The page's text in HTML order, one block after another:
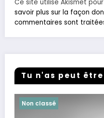
Ce site utilise Akismet
savoir plus sur la façon
commentaires sont
Tu n'as peut
Non classé